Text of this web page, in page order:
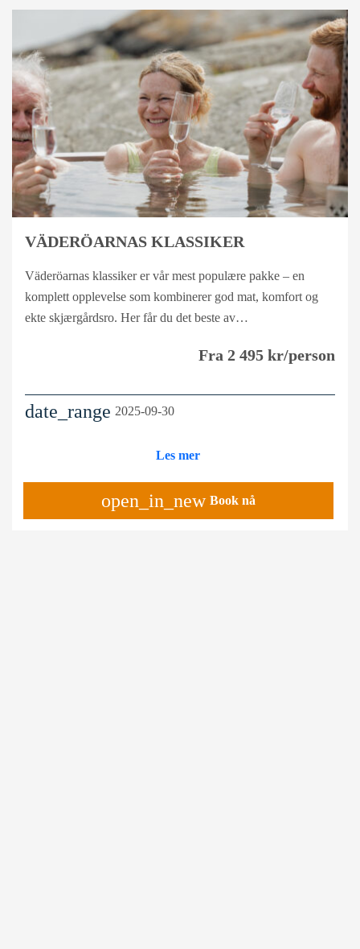
VÄDERÖARNAS KLASSIKER
Väderöarnas klassiker er vår mest populære pakke – en
komplett opplevelse som kombinerer god mat, komfort og
ekte skjærgårdsro. Her får du det beste av…
Fra 2 495 kr/person
date_range 2025-09-30
Les mer
open_in_new Book nå